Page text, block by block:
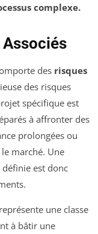
complexe.
des risques
des risques
spécifique est
à affronter des
prolongées ou
marché. Une
définie est donc
représente une classe
à bâtir une